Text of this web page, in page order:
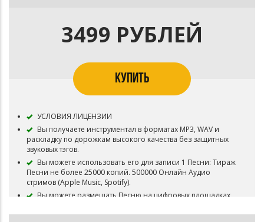
В названии песни, записанной под этот минус,
необходимо указать авторство de,Me Belo Beats.
Лицензия "Аренда WAV" не дает прав на публичные
Приобретая данный тип лицензии Вы соглашаетесь с
условиями пользования.
3499 РУБЛЕЙ
КУПИТЬ
УСЛОВИЯ ЛИЦЕНЗИИ
Вы получаете инструментал в форматах MP3, WAV и
раскладку по дорожкам высокого качества без защитных
звуковых тэгов.
Вы можете использовать его для записи 1 Песни: Тираж
Песни не более 25000 копий. 500000 Онлайн Аудио
стримов (Apple Music, Spotify).
Вы можете размещать Песню на цифровых площадках